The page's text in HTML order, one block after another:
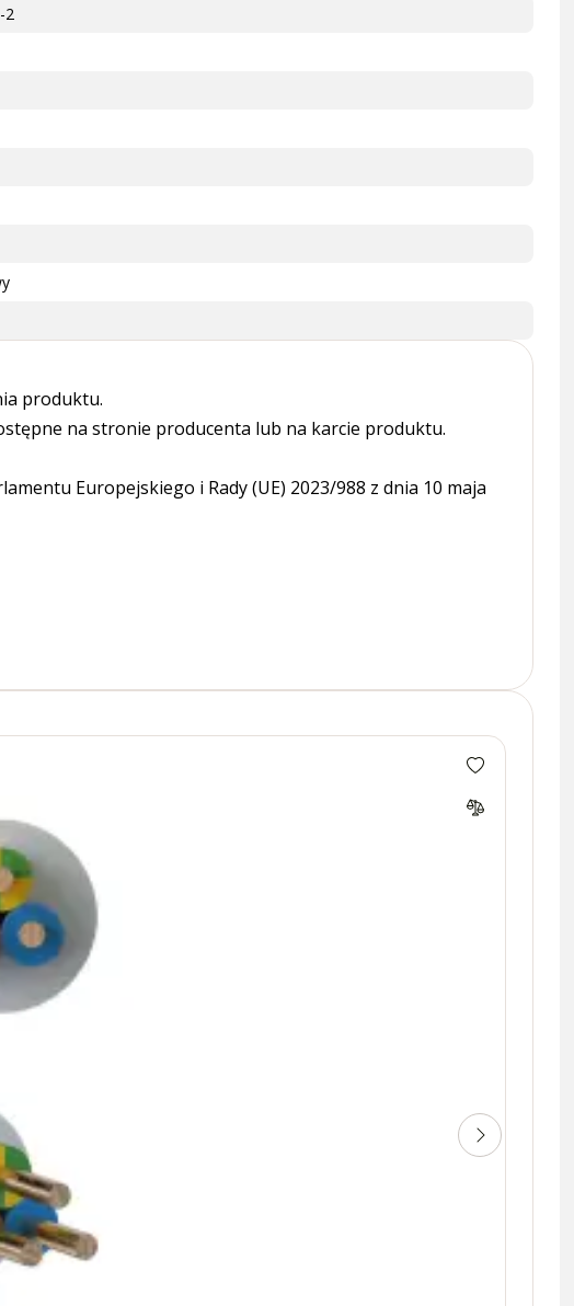
2
produktu.
na stronie producenta lub na karcie produktu.
Europejskiego i Rady (UE) 2023/988 z dnia 10 maja